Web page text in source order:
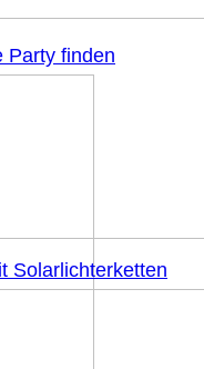
Party finden
Solarlichterketten